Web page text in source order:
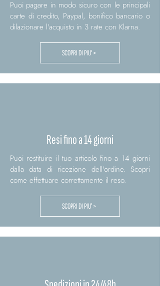
Puoi pagare in modo sicuro con le principali
carte di credito, Paypal, bonifico bancario o
dilazionare l'acquisto in 3 rate con Klarna.
SCOPRI DI PIU' >
Resi fino a 14 giorni
Puoi restituire il tuo articolo fino a 14 giorni
dalla data di ricezione dell'ordine. Scopri
come effettuare correttamente il reso.
SCOPRI DI PIU' >